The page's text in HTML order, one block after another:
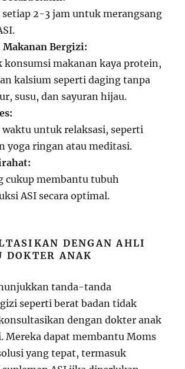
setiap 2-3 jam untuk merangsang
Makanan Bergizi:
konsumsi makanan kaya protein,
kalsium seperti daging tanpa
susu, dan sayuran hijau.
waktu untuk relaksasi, seperti
yoga ringan atau meditasi.
cukup membantu tubuh
ASI secara optimal.
DENGAN AHLI
DOKTER ANAK
tanda-tanda
seperti berat badan tidak
dengan dokter anak
Mereka dapat membantu Moms
yang tepat, termasuk